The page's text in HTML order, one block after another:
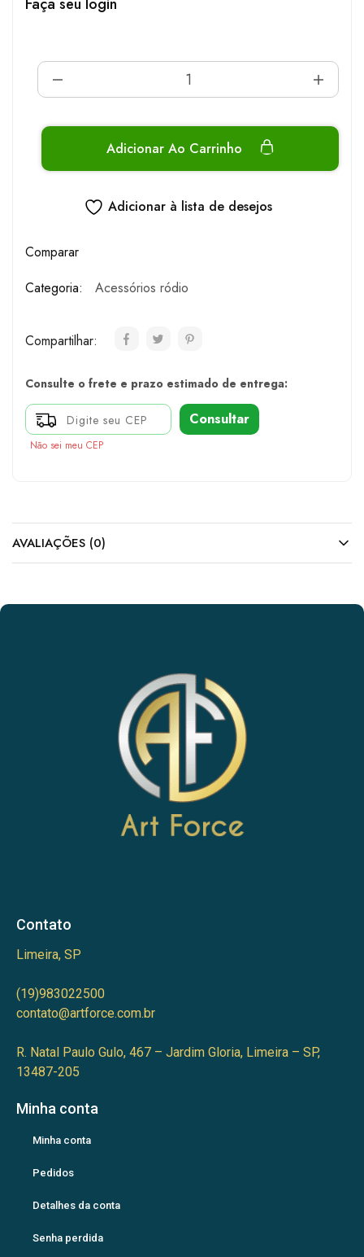
Adicionar Ao Carrinho
Adicionar à lista de desejos
Comparar
Categoria:
Acessórios ródio
Compartilhar:
Consulte o frete e prazo estimado de entrega:
Consultar
Não sei meu CEP
AVALIAÇÕES (0)
Contato
Limeira, SP
(19)983022500
contato@artforce.com.br
R. Natal Paulo Gulo, 467 – Jardim Gloria, Limeira – SP,
13487-205
Minha conta
Minha conta
Pedidos
Detalhes da conta
Senha perdida